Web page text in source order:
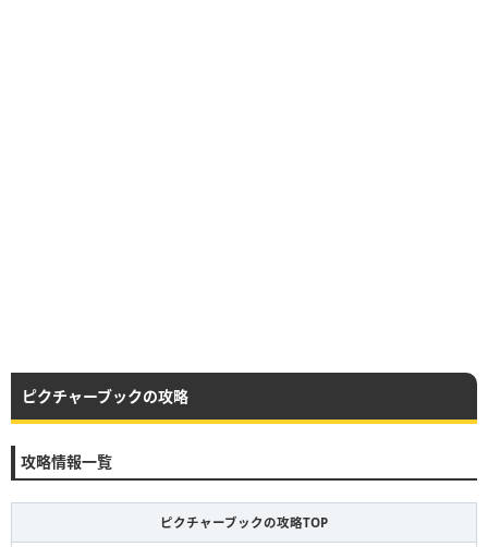
ピクチャーブックの攻略
攻略情報一覧
ピクチャーブックの攻略TOP